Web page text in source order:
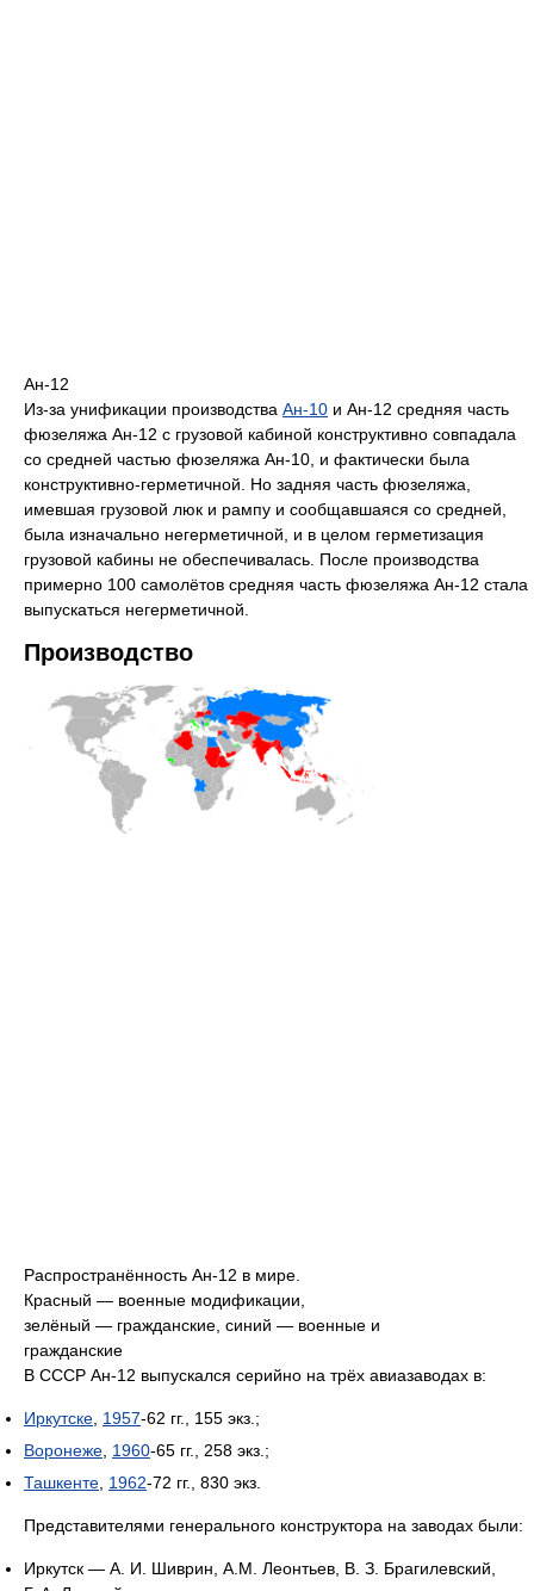
Ан-12
Из-за унификации производства Ан-10 и Ан-12 средняя часть
фюзеляжа Ан-12 с грузовой кабиной конструктивно совпадала
со средней частью фюзеляжа Ан-10, и фактически была
конструктивно-герметичной. Но задняя часть фюзеляжа,
имевшая грузовой люк и рампу и сообщавшаяся со средней,
была изначально негерметичной, и в целом герметизация
грузовой кабины не обеспечивалась. После производства
примерно 100 самолётов средняя часть фюзеляжа Ан-12 стала
выпускаться негерметичной.
Производство
Распространённость Ан-12 в мире.
Красный — военные модификации,
зелёный — гражданские, синий — военные и
гражданские
В СССР Ан-12 выпускался серийно на трёх авиазаводах в:
Иркутске, 1957-62 гг., 155 экз.;
Воронеже, 1960-65 гг., 258 экз.;
Ташкенте, 1962-72 гг., 830 экз.
Представителями генерального конструктора на заводах были:
Иркутск — А. И. Шиврин, A.M. Леонтьев, В. З. Брагилевский,